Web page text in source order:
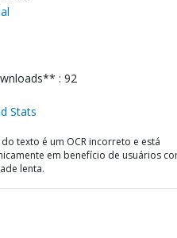
: 92
Stats
texto é um OCR incorreto e está
em benefício de usuários
lenta.